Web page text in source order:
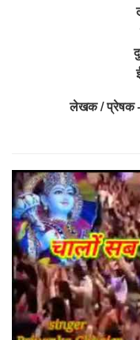
लेखक / प्रेषक –